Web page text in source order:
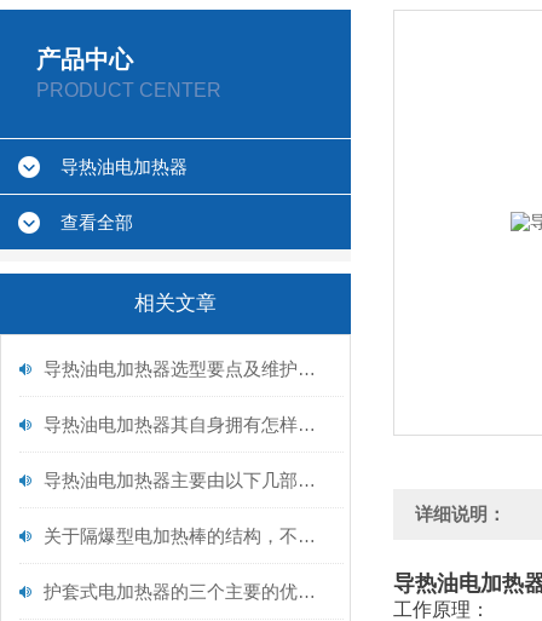
产品中心
PRODUCT CENTER
导热油电加热器
查看全部
相关文章
导热油电加热器选型要点及维护保养
导热油电加热器其自身拥有怎样的特点呢？
导热油电加热器主要由以下几部分构成
关于隔爆型电加热棒的结构，不妨看看下文！
护套式电加热器的三个主要的优势是什么
详细说明：
导热油电加热
工作原理：